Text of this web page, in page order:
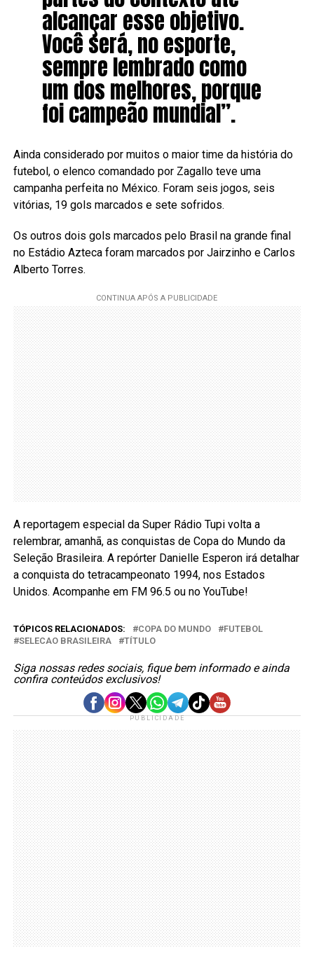
alcançar esse objetivo.
Você será, no esporte,
sempre lembrado como
um dos melhores, porque
foi campeão mundial”.
Ainda considerado por muitos o maior time da história do
futebol, o elenco comandado por Zagallo teve uma
campanha perfeita no México. Foram seis jogos, seis
vitórias, 19 gols marcados e sete sofridos.
Os outros dois gols marcados pelo Brasil na grande final
no Estádio Azteca foram marcados por Jairzinho e Carlos
Alberto Torres.
A reportagem especial da Super Rádio Tupi volta a
relembrar, amanhã, as conquistas de Copa do Mundo da
Seleção Brasileira. A repórter Danielle Esperon irá detalhar
a conquista do tetracampeonato 1994, nos Estados
Unidos. Acompanhe em FM 96.5 ou no YouTube!
TÓPICOS RELACIONADOS: COPA DO MUNDO
FUTEBOL
SELECAO BRASILEIRA
TÍTULO
Siga nossas redes sociais, fique bem informado e ainda
confira conteúdos exclusivos!
PUBLICIDADE